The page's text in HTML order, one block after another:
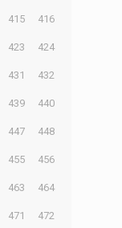
415 416
423 424
431 432
439 440
447 448
455 456
463 464
471 472